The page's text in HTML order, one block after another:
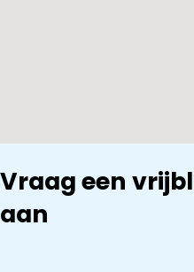
Vraag een
aan